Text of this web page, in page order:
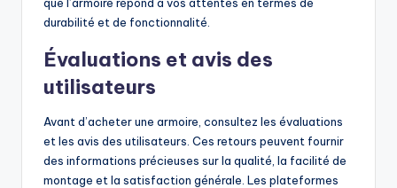
durabilité et de fonctionnalité.
Évaluations et avis des
utilisateurs
Avant d’acheter une armoire, consultez les évaluations
et les avis des utilisateurs. Ces retours peuvent fournir
des informations précieuses sur la qualité, la facilité de
montage et la satisfaction générale. Les plateformes